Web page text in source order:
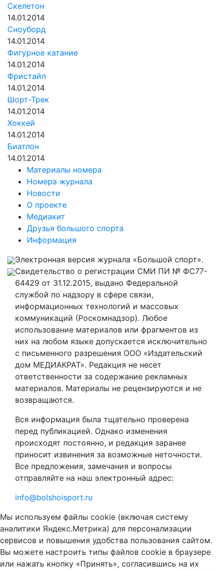
Скелетон
14.01.2014
Сноуборд
14.01.2014
Фигурное катание
14.01.2014
Фристайл
14.01.2014
Шорт-Трек
14.01.2014
Хоккей
14.01.2014
Биатлон
14.01.2014
Материалы номера
Номера журнала
Новости
О проекте
Медиакит
Друзья большого спорта
Информация
Электронная версия журнала «Большой спорт».
Свидетельство о регистрации СМИ ПИ № ФС77-
64429 от 31.12.2015, выдано Федеральной
службой по надзору в сфере связи,
информационных технологий и массовых
коммуникаций (Роскомнадзор). Любое
использование материалов или фрагментов из
них на любом языке допускается исключительно
с письменного разрешения ООО «Издательский
дом МЕДИАКРАТ». Редакция не несет
ответственности за содержание рекламных
материалов. Материалы не рецензируются и не
возвращаются.
Вся информация была тщательно проверена
перед публикацией. Однако изменения
происходят постоянно, и редакция заранее
приносит извинения за возможные неточности.
Все предложения, замечания и вопросы
отправляйте на наш электронный адрес:
info@bolshoisport.ru
Мы используем файлы cookie (включая систему
аналитики Яндекс.Метрика) для персонализации
сервисов и повышения удобства пользования сайтом.
Вы можете настроить типы файлов cookie в браузере
или нажать кнопку «Принять», согласившись на их